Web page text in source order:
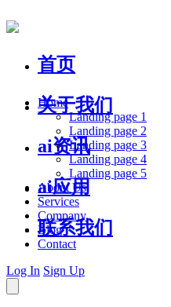
首页
关于我们
ai资讯
ai应用
联系我们
Home
Landing page 1
Landing page 2
Landing page 3
Landing page 4
Landing page 5
About Us
Services
Company
Blog
Contact
Log In Sign Up